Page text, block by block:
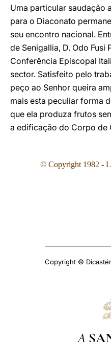
Uma particular saudação
para o Diaconato
seu encontro nacional.
de Senigallia, D. Odo Fusi
Conferência Episcopal
sector. Satisfeito pelo
peço ao Senhor queira
mais esta peculiar forma
que ela produza frutos
a edificação do Corpo de
© Copyright 1982 -
Copyright ©
A